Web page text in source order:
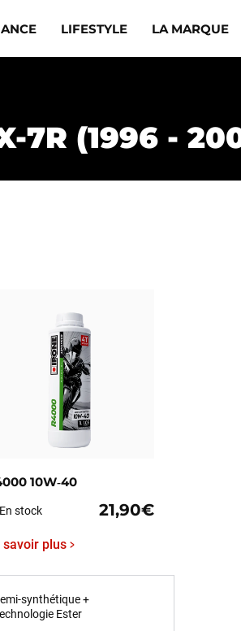
LIFESTYLE LA MARQUE
7R (1996 -
10W‑40
En stock 21,90€
savoir plus
synthétique +
Ester